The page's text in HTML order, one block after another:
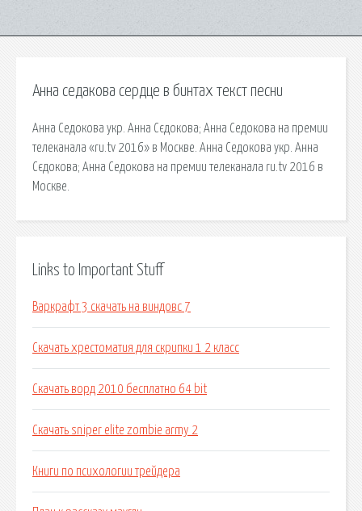
Анна седакова сердце в бинтах текст песни
Анна Седокова укр. Анна Сєдокова; Анна Седокова на премии
телеканала «ru.tv 2016» в Москве. Анна Седокова укр. Анна
Сєдокова; Анна Седокова на премии телеканала ru.tv 2016 в
Москве.
Links to Important Stuff
Варкрафт 3 скачать на виндовс 7
Скачать хрестоматия для скрипки 1 2 класс
Скачать ворд 2010 бесплатно 64 bit
Скачать sniper elite zombie army 2
Книги по психологии трейдера